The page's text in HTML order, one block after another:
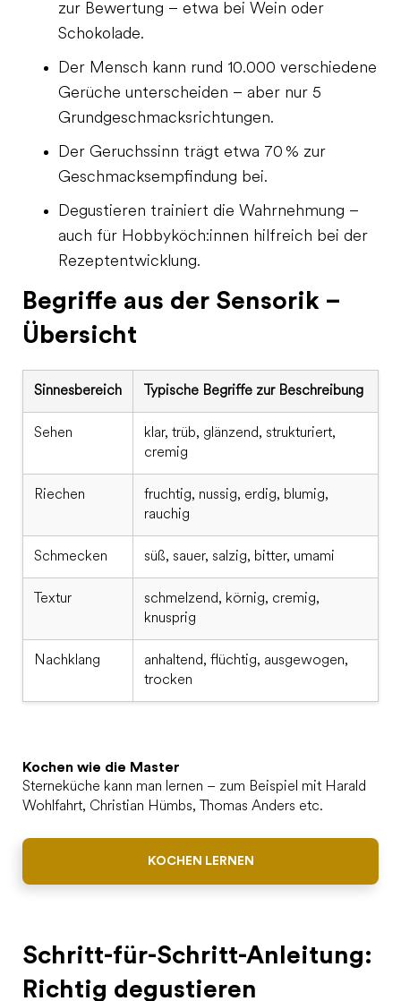
zur Bewertung – etwa bei Wein oder
Schokolade.
Der Mensch kann rund 10.000 verschiedene
Gerüche unterscheiden – aber nur 5
Grundgeschmacksrichtungen.
Der Geruchssinn trägt etwa 70 % zur
Geschmacksempfindung bei.
Degustieren trainiert die Wahrnehmung –
auch für Hobbyköch:innen hilfreich bei der
Rezeptentwicklung.
Begriffe aus der Sensorik –
Übersicht
Sinnesbereich Typische Begriffe zur Beschreibung
Sehen
klar, trüb, glänzend, strukturiert,
cremig
Riechen
fruchtig, nussig, erdig, blumig,
rauchig
Schmecken süß, sauer, salzig, bitter, umami
Textur
schmelzend, körnig, cremig,
knusprig
Nachklang
anhaltend, flüchtig, ausgewogen,
trocken
Kochen wie die Master
Sterneküche kann man lernen – zum Beispiel mit Harald
Wohlfahrt, Christian Hümbs, Thomas Anders etc.
KOCHEN LERNEN
Schritt-für-Schritt-Anleitung:
Richtig degustieren